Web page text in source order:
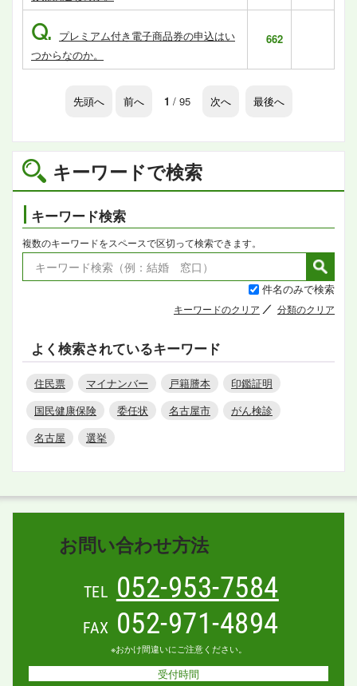
キーワードで検索
キーワード検索
複数のキーワードをスペースで区切って検索できます。
件名のみで検索
キーワードのクリア 分類のクリア
よく検索されているキーワード
住民票 マイナンバー 戸籍謄本
印鑑証明
国民健康保険
委任状 名古屋市
がん検診
名古屋
選挙
Q. プレミアム付き電子商品券の申込はい
つからなのか。
662
先頭へ 前へ 1 / 95 次へ 最後へ
お問い合わせ方法
TEL 052-953-7584
FAX 052-971-4894
※おかけ間違いにご注意ください。
受付時間